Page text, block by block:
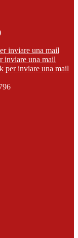
inviare una mail
inviare una mail
per inviare una mail